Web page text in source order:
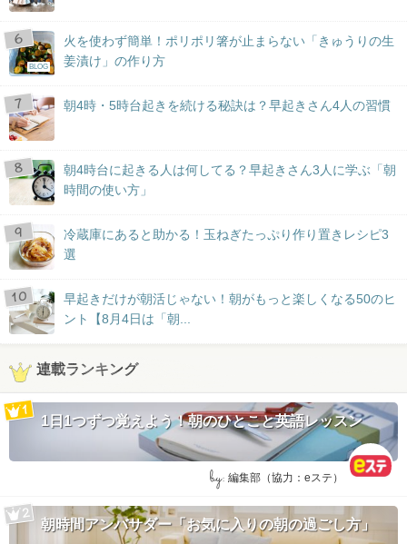
BLOG
火を使わず簡単！ポリポリ箸が止まらない「きゅうりの生
姜漬け」の作り方
朝4時・5時台起きを続ける秘訣は？早起きさん4人の習慣
朝4時台に起きる人は何してる？早起きさん3人に学ぶ「朝
時間の使い方」
冷蔵庫にあると助かる！玉ねぎたっぷり作り置きレシピ3
選
早起きだけが朝活じゃない！朝がもっと楽しくなる50のヒ
ント【8月4日は「朝...
連載ランキング
1日1つずつ覚えよう！朝のひとこと英語レッスン
by: 編集部（協力：eステ）
朝時間アンバサダー「お気に入りの朝の過ごし方」